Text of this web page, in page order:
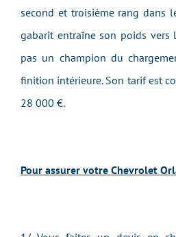
second et troisième rang dans
gabarit entraîne son poids
pas un champion du
finition intérieure. Son tarif est
28 000 €.
Pour assurer votre Chevrolet